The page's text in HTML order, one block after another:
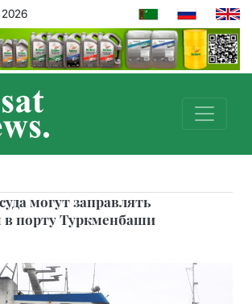
2026
могут заправлять
в порту Туркменбаши